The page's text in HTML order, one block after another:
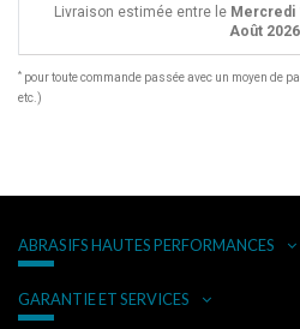
Livraison estimée entre le Mercredi
Août 2026
* pour toute commande passée avec un moyen de
etc.)
ABRASIFS HAUTES PERFORMANCES
GARANTIE ET SERVICES